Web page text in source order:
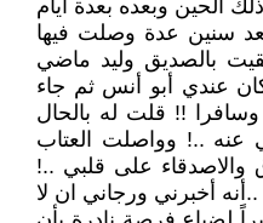
الحين وبعده بعدة أيام
سنين عدة وصلت فيها
بالصديق وليد ماضي
كان عندي أبو أنس ثم جاء
!! قلت له بالحال
عنه ..! وواصلت العتاب
والاصدقاء على قلبي ..!
أخبرني ورجاني ان لا